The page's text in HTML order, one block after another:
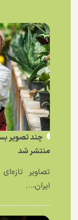
چند تصویر
منتشر شد
تصاویر
ایران،...